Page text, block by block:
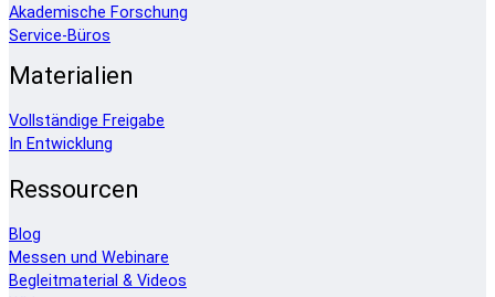
Akademische Forschung
Service-Büros
Materialien
Vollständige Freigabe
In Entwicklung
Ressourcen
Blog
Messen und Webinare
Begleitmaterial & Videos